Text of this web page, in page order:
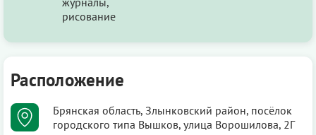
рисование
Расположение
Брянская область, Злынковский район, посёлок
городского типа Вышков, улица Ворошилова, 2Г